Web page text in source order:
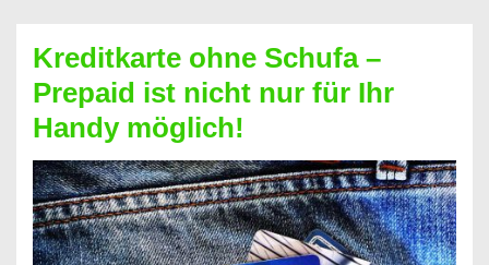
Neueröffnung
trotz
Schufaeintrag
möglich
Kreditkarte ohne Schufa –
Prepaid ist nicht nur für Ihr
Handy möglich!